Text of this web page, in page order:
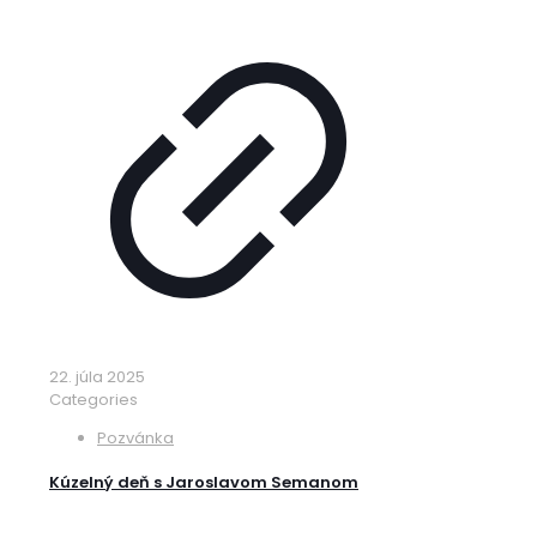
22. júla 2025
Categories
Pozvánka
Kúzelný deň s Jaroslavom Semanom